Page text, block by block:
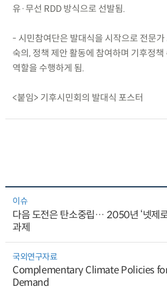
유·무선 RDD 방식으로 선발됨.
- 시민참여단은 발대식을 시작으로 전문가
숙의, 정책 제안 활동에 참여하며 기후정책
역할을 수행하게 됨.
<붙임> 기후시민회의 발대식 포스터
이슈
다음 도전은 탄소중립… 2050년 ‘넷제
과제
국외연구자료
Complementary Climate Policies
Demand